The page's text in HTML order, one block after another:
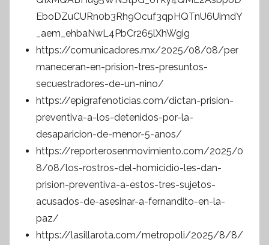
EboDZuCURn0b3Rh9Ocuf3qpHQTnU6UimdY
_aem_ehbaNwL4PbCr265lXhWgig
https://comunicadores.mx/2025/08/08/per
maneceran-en-prision-tres-presuntos-
secuestradores-de-un-nino/
https://epigrafenoticias.com/dictan-prision-
preventiva-a-los-detenidos-por-la-
desaparicion-de-menor-5-anos/
https://reporterosenmovimiento.com/2025/0
8/08/los-rostros-del-homicidio-les-dan-
prision-preventiva-a-estos-tres-sujetos-
acusados-de-asesinar-a-fernandito-en-la-
paz/
https://lasillarota.com/metropoli/2025/8/8/